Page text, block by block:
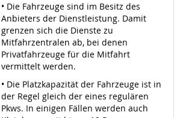
• Die Fahrzeuge sind im Besitz des
Anbieters der Dienstleistung. Damit
grenzen sich die Dienste zu
Mitfahrzentralen ab, bei denen
Privatfahrzeuge für die Mitfahrt
vermittelt werden.
• Die Platzkapazität der Fahrzeuge ist in
der Regel gleich der eines regulären
Pkws. In einigen Fällen werden auch